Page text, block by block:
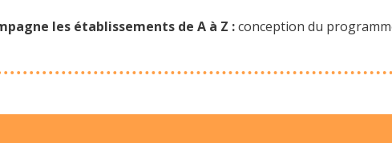
les établissements de A à Z :conception du